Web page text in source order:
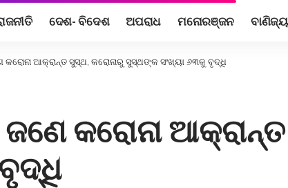
ଦେଶ- ବିଦେଶ ଅପରାଧ ମନୋରଞ୍ଜନ ବାଣିଜ୍ୟ
ଆକ୍ରାନ୍ତ ସୁସ୍ଥ, କରୋନାରୁ ସୁସ୍ଥଙ୍କ ସଂଖ୍ୟା ୬୩କୁ ବୃଦ୍ଧି
କରୋନା